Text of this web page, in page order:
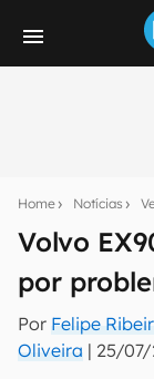
Home Notícias
Volvo
por
Por Felipe
Oliveira | 25/07/
notícias e
mão.
E-mail